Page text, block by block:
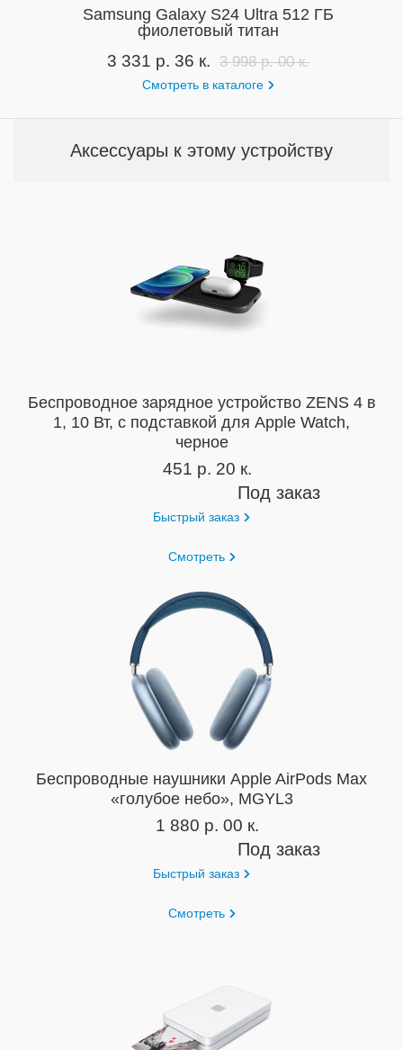
Samsung Galaxy S24 Ultra 512 ГБ
фиолетовый титан
3 331 р. 36 к. 3 998 р. 00 к.
Смотреть в каталоге
Аксессуары к этому устройству
Беспроводное зарядное устройство ZENS 4 в
1, 10 Вт, с подставкой для Apple Watch,
черное
451 р. 20 к.
Под заказ
Быстрый заказ
Смотреть
Беспроводные наушники Apple AirPods Max
«голубое небо», MGYL3
1 880 р. 00 к.
Под заказ
Быстрый заказ
Смотреть